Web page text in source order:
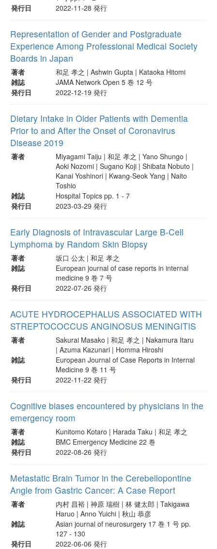
発行日
2022-11-28 発行
Representation of Gender and Postgraduate
Experience Among Professional Medical Society
Boards in Japan
著者
和足 孝之 | Ashwin Gupta | Kataoka Hitomi
雑誌
JAMA Network Open 5 巻 12 号
発行日
2022-12-19 発行
Dietary Intake in Older Patients with Dementia
Prior to and After the Onset of Coronavirus
Disease 2019
著者
Miyagami Taiju | 和足 孝之 | Yano Shungo |
Aoki Nozomi | Sugano Koji | Shibata Nobuto |
Kanai Yoshinori | Kwang-Seok Yang | Naito
Toshio
雑誌
Hospital Topics pp. 1 - 7
発行日
2023-03-29 発行
Early Diagnosis of Intravascular Large B-Cell
Lymphoma by Random Skin Biopsy
著者
坂口 公太 | 和足 孝之
雑誌
European journal of case reports in internal
medicine 9 巻 7 号
発行日
2022-07-26 発行
ACUTE HYDROCEPHALUS ASSOCIATED WITH
STREPTOCOCCUS ANGINOSUS MENINGITIS
著者
Sakurai Masako | 和足 孝之 | Nakamura Itaru
| Azuma Kazunari | Homma Hiroshi
雑誌
European Journal of Case Reports in Internal
Medicine 9 巻 11 号
発行日
2022-11-22 発行
Cognitive biases encountered by physicians in the
emergency room
著者
Kunitomo Kotaro | Harada Taku | 和足 孝之
雑誌
BMC Emergency Medicine 22 巻
発行日
2022-08-26 発行
Metastatic Brain Tumor in the Cerebellopontine
Angle from Gastric Cancer: A Case Report
著者
内村 昌裕 | 神原 瑞樹 | 林 健太郎 | Takigawa
Haruo | Anno Yuichi | 秋山 恭彦
雑誌
Asian journal of neurosurgery 17 巻 1 号 pp.
127 - 130
発行日
2022-06-06 発行